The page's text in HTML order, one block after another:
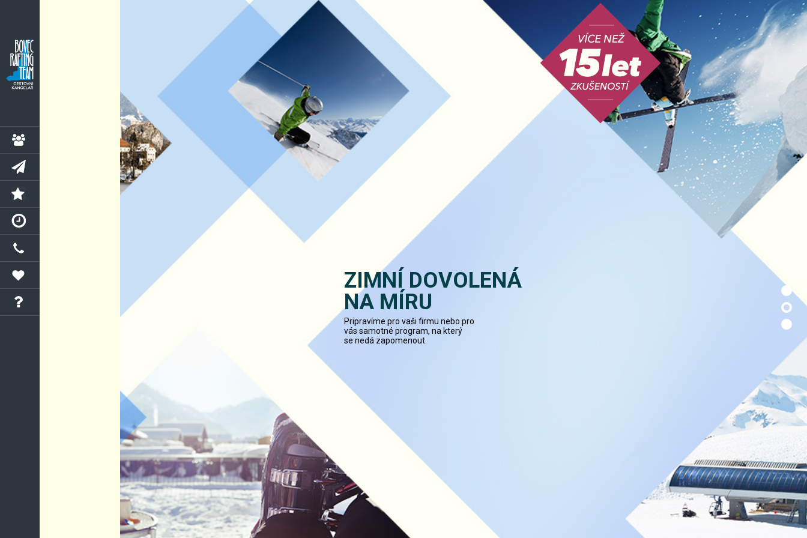
ZIMNÍ DOVOLENÁ
NA MÍRU
Pripravíme pro vaši firmu nebo pro
vás samotné program, na který
se nedá zapomenout.